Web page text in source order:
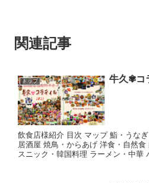
関連記事
トップ 牛久✾コ
飲食店様紹介 目次 マップ 鮨・うな
居酒屋 焼鳥・からあげ 洋食・自然
スニック・韓国料理 ラーメン・中華